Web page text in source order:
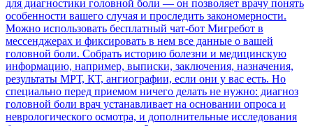
для диагностики головной боли — он позволяет врачу понять
особенности вашего случая и проследить закономерности.
Можно использовать бесплатный чат-бот Мигребот в
мессенджерах и фиксировать в нем все данные о вашей
головной боли. Собрать историю болезни и медицинскую
информацию, например, выписки, заключения, назначения,
результаты МРТ, КТ, ангиографии, если они у вас есть. Но
специально перед приемом ничего делать не нужно: диагноз
головной боли врач устанавливает на основании опроса и
неврологического осмотра, и дополнительные исследования